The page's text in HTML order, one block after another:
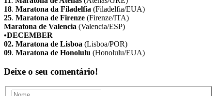
18. Maratona da Filadelfia (Filadelfia/EUA)
25. Maratona de Firenze (Firenze/ITA)
Maratona de Valencia (Valencia/ESP)
•DECEMBER
02. Maratona de Lisboa (Lisboa/POR)
09. Maratona de Honolulu (Honolulu/EUA)
Deixe o seu comentário!